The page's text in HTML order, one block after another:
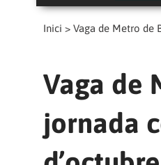
Inici > Vaga de Metro de
Vaga de
jornada